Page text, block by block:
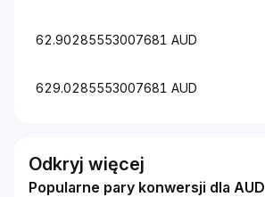
62.90285553007681 AUD
629.0285553007681 AUD
Odkryj więcej
Popularne pary konwersji dla AUD